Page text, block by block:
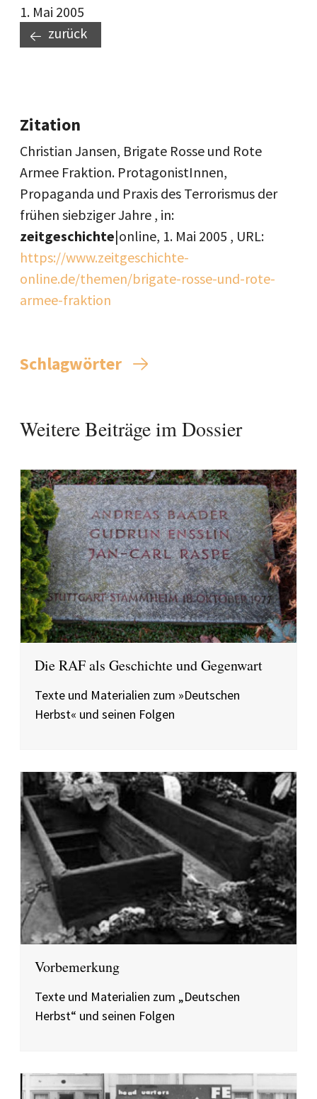
1. Mai 2005
zurück
Zitation
Christian Jansen, Brigate Rosse und Rote
Armee Fraktion. ProtagonistInnen,
Propaganda und Praxis des Terrorismus der
frühen siebziger Jahre , in:
zeitgeschichte|online, 1. Mai 2005 , URL:
https://www.zeitgeschichte-
online.de/themen/brigate-rosse-und-rote-
armee-fraktion
Schlagwörter
Weitere Beiträge im Dossier
Die RAF als Geschichte und Gegenwart
Texte und Materialien zum »Deutschen
Herbst« und seinen Folgen
Vorbemerkung
Texte und Materialien zum „Deutschen
Herbst“ und seinen Folgen